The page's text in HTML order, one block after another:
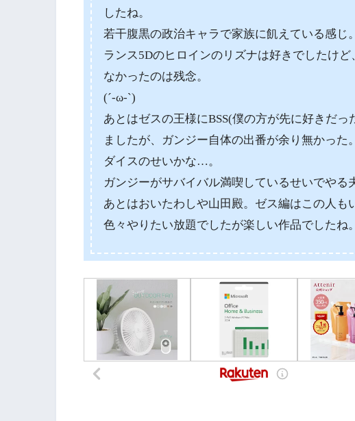
したね。
若干腹黒の政治キャラで家族に飢えている感じ。
ランス5Dのヒロインのリズナは好きでしたけ
なかったのは残念。
(´-ω-`)
あとはゼスの王様にBSS(僕の方が先に好きだ
ましたが、ガンジー自体の出番が余り無かった。
ダイスのせいかな…。
ガンジーがサバイバル満喫しているせいでやる
あとはおいたわしや山田殿。ゼス編はこの人も
色々やりたい放題でしたが楽しい作品でしたね。